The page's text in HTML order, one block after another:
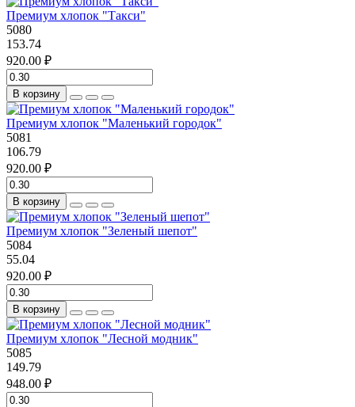
Премиум хлопок "Такси"
5080
153.74
920.00 ₽
В корзину
Премиум хлопок "Маленький городок"
5081
106.79
920.00 ₽
В корзину
Премиум хлопок "Зеленый шепот"
5084
55.04
920.00 ₽
В корзину
Премиум хлопок "Лесной модник"
5085
149.79
948.00 ₽